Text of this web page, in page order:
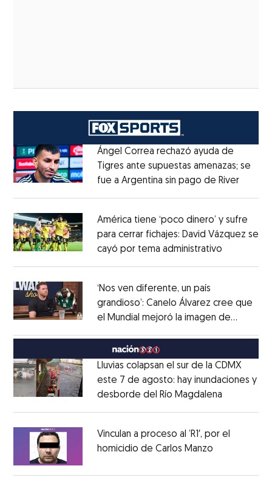
Ángel Correa rechazó ayuda de
Tigres ante supuestas amenazas; se
fue a Argentina sin pago de RiverOpens
América tiene ‘poco dinero’ y sufre
para cerrar fichajes: David Vázquez se
cayó por tema administrativo
‘Nos ven diferente, un país
grandioso’: Canelo Álvarez cree que
el Mundial mejoró la imagen de
Lluvias colapsan el sur de la CDMX
este 7 de agosto: hay inundaciones y
desborde del Río Magdalena
Vinculan a proceso al ’R1′, por el
homicidio de Carlos Manzo